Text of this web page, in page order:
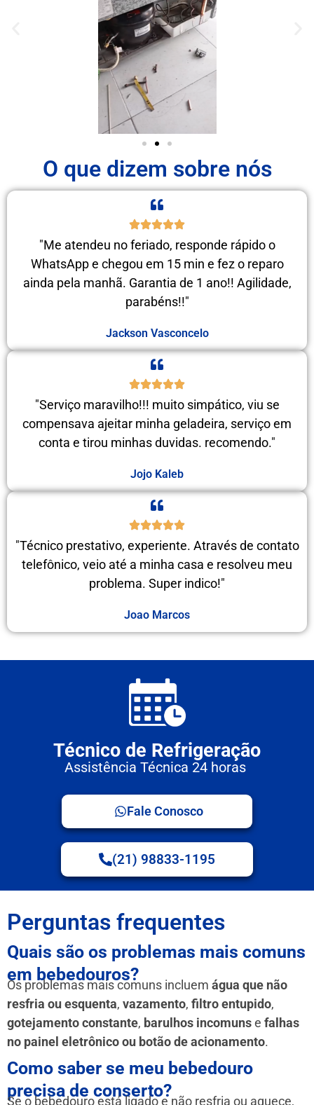
O que dizem sobre nós
"Me atendeu no feriado, responde rápido o
WhatsApp e chegou em 15 min e fez o reparo
ainda pela manhã. Garantia de 1 ano!! Agilidade,
parabéns!!"
Jackson Vasconcelo
"Serviço maravilho!!! muito simpático, viu se
compensava ajeitar minha geladeira, serviço em
conta e tirou minhas duvidas. recomendo."
Jojo Kaleb
"Técnico prestativo, experiente. Através de contato
telefônico, veio até a minha casa e resolveu meu
problema. Super indico!"
Joao Marcos
Técnico de Refrigeração
Assistência Técnica 24 horas
Fale Conosco
(21) 98833-1195
Perguntas frequentes
Quais são os problemas mais comuns
em bebedouros?
Os problemas mais comuns incluem água que não
resfria ou esquenta, vazamento, filtro entupido,
gotejamento constante, barulhos incomunse falhas
no painel eletrônico ou botão de acionamento.
Como saber se meu bebedouro
precisa de conserto?
Se o bebedouro está ligado e não resfria ou aquece,